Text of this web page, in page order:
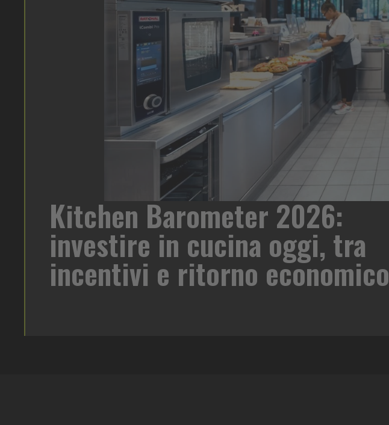
Kitchen Barometer 2026:
investire in cucina oggi, tra
incentivi e ritorno economico